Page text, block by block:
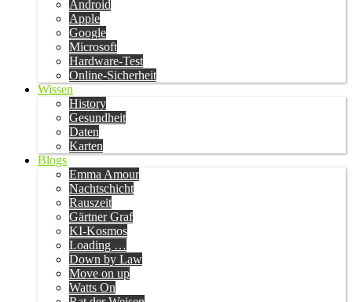
Android
Apple
Google
Microsoft
Hardware-Test
Online-Sicherheit
Wissen
History
Gesundheit
Daten
Karten
Blogs
Emma Amour
Nachtschicht
Rauszeit
Gärtner Graf
KI-Kosmos
Loading …
Down by Law
Move on up
Watts On